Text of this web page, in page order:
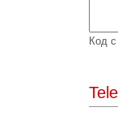
Код с